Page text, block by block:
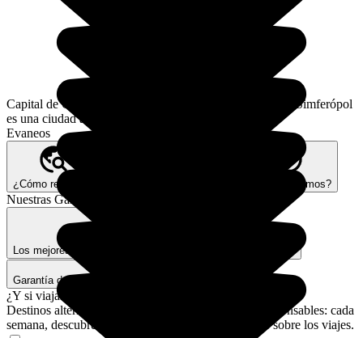
Capital de Crimea y situada en el centro de la península, Simferópol
es una ciudad agradable pero no excepcional.
Evaneos
¿Cómo reservar? ¿Quiénes somos?
Nuestras Garantías
Los mejores expertos y expertas locales Seguros de viaje
Garantía de pago seguro
¿Y si viajamos de verdad?
Destinos alternativos, rincones secretos, consejos responsables: cada
semana, descubre cómo cambiar tu forma de pensar sobre los viajes.